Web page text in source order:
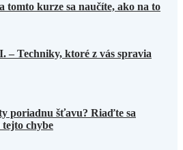
tomto kurze sa naučíte, ako na to
Techniky, ktoré z vás spravia
poriadnu šťavu? Riaďte sa
tejto chybe